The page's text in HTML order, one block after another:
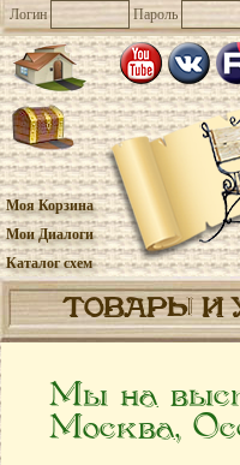
Логин Пароль
Моя Корзина
Мои Диалоги
Каталог схем
ТОВАРЫ И
Мы на
Москва,